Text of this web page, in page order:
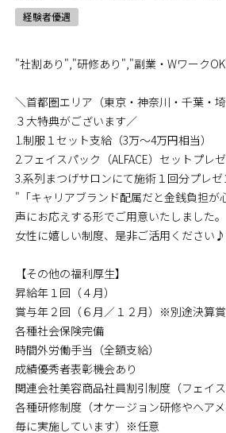
経験者優遇
"社割あり","研修あり","副業・Wワーク
＼首都圏エリア（東京・神奈川・千葉・
３大特典がございます／
1.制服１セット支給（3万～4万円相当）
2.フェイスパック（ALFACE）セットプレ
3.系列まつげサロンにて施術１回分プレゼ
"「キャリアブランド配属だと金銭負担
声にお応えする形でご用意いたしました。
女性に嬉しい制度、是非ご活用ください♪
【その他の福利厚生】
昇給年１回（４月）
賞与年２回（６月／１２月）※別途決算賞
各種社会保険完備
時間外労働手当（全額支給）
成績優秀者表彰機会あり
関連会社美容商品社員割引制度（フェイス
各種研修制度（オケージョン研修やヘア
毎に実施しています）※任意